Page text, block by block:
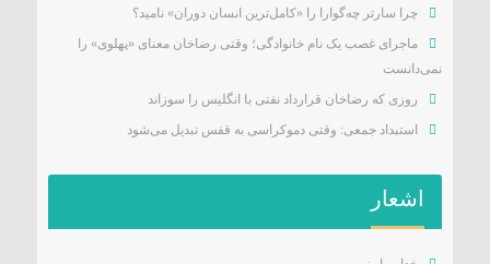
چرا سارتر چه‌گوارا را «کامل‌ترین انسان دوران» نامید؟
ماجرای غصب یک نام خانوادگی؛ وقتی رضاخان معنای «پهلوی» را
نمی‌دانست
روزی که رضاخان قرارداد نفتی با انگلیس را سوزاند
استبداد جمعی: وقتی دموکراسی به قفس تبدیل می‌شود
اشعار